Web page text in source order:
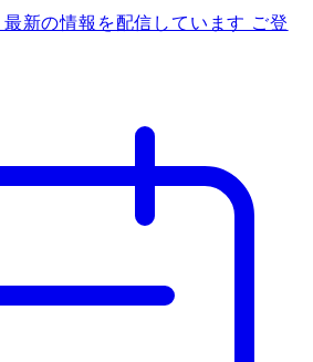
新の情報を配信しています ご登